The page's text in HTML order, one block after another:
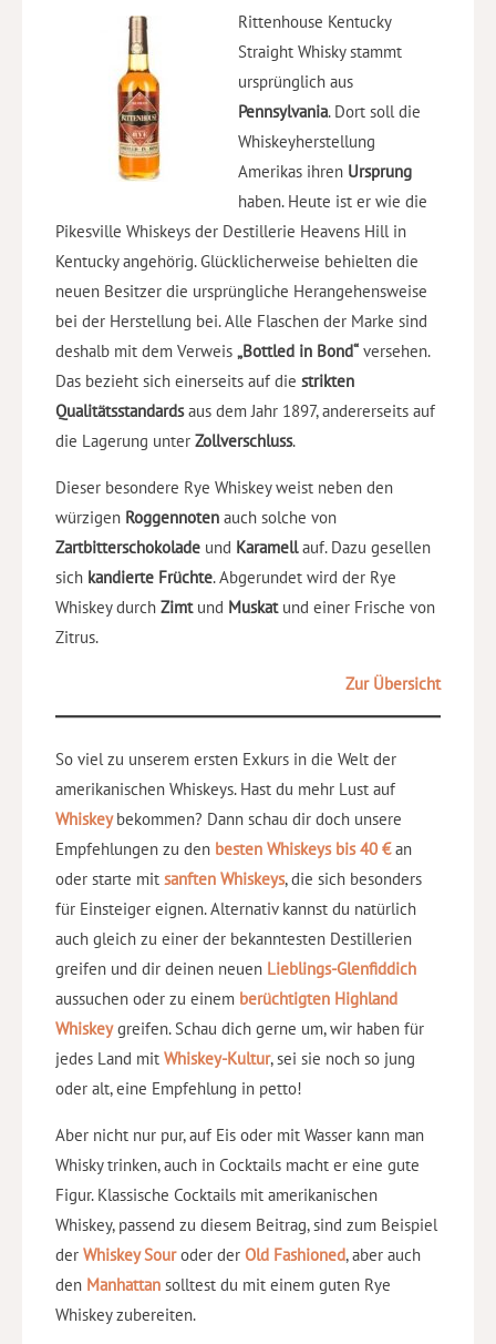
Rittenhouse Kentucky
Straight Whisky stammt
ursprünglich aus
Pennsylvania. Dort soll die
Whiskeyherstellung
Amerikas ihren Ursprung
haben. Heute ist er wie die
Pikesville Whiskeys der Destillerie Heavens Hill in
Kentucky angehörig. Glücklicherweise behielten die
neuen Besitzer die ursprüngliche Herangehensweise
bei der Herstellung bei. Alle Flaschen der Marke sind
deshalb mit dem Verweis „Bottled in Bond“ versehen.
Das bezieht sich einerseits auf die strikten
Qualitätsstandardsaus dem Jahr 1897, andererseits auf
die Lagerung unter Zollverschluss.
Dieser besondere Rye Whiskey weist neben den
würzigen Roggennoten auch solche von
Zartbitterschokolade und Karamellauf. Dazu gesellen
sich kandierte Früchte. Abgerundet wird der Rye
Whiskey durch Zimtund Muskatund einer Frische von
Zitrus.
Zur Übersicht
So viel zu unserem ersten Exkurs in die Welt der
amerikanischen Whiskeys. Hast du mehr Lust auf
Whiskeybekommen? Dann schau dir doch unsere
Empfehlungen zu den besten Whiskeys bis 40 €an
oder starte mit sanften Whiskeys, die sich besonders
für Einsteiger eignen. Alternativ kannst du natürlich
auch gleich zu einer der bekanntesten Destillerien
greifen und dir deinen neuen Lieblings-Glenfiddich
aussuchen oder zu einem berüchtigten Highland
Whiskeygreifen. Schau dich gerne um, wir haben für
jedes Land mit Whiskey-Kultur, sei sie noch so jung
oder alt, eine Empfehlung in petto!
Aber nicht nur pur, auf Eis oder mit Wasser kann man
Whisky trinken, auch in Cocktails macht er eine gute
Figur. Klassische Cocktails mit amerikanischen
Whiskey, passend zu diesem Beitrag, sind zum Beispiel
der Whiskey Souroder der Old Fashioned, aber auch
den Manhattan solltest du mit einem guten Rye
Whiskey zubereiten.